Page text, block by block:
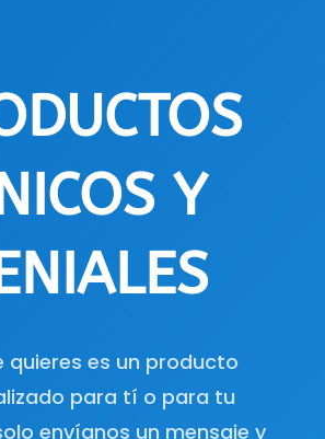
Y
quieres es un producto
para tí o para tu
envíanos un mensaje y